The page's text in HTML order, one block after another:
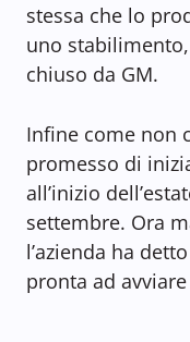
stessa che lo
uno
chiuso da GM.
Infine come non
promesso di
all’inizio
settembre. Ora
l’azienda ha
pronta ad